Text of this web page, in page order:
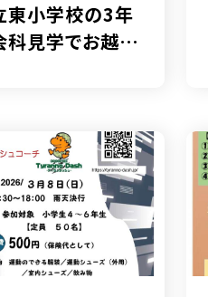
東小学校の3年
科見学でお越し